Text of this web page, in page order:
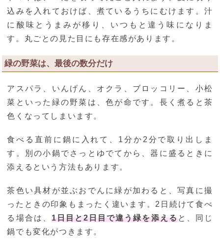
込みを入れておけば、煮ているうちにむけます。汁
に酸味とうまみが移り、いつもと違う味になりま
す。丸ごとの見た目にも存在感があります。
緑の野菜は、最後の数分だけ
アスパラ、いんげん、オクラ、ブロッコリー、小松
菜といった緑の野菜は、色が命です。長く煮ると茶
色くなってしまいます。
食べる直前に鍋に入れて、1分か2分で取り出しま
す。別の小鍋でさっとゆでてから、器に盛るときに
添えるという方法もあります。
茶色い具材が並ぶおでんに緑が加わると、写真に撮
ったときの印象もまったく違います。2日続けて食べ
る場合は、 1日目と2日目で違う緑を添えると、同じ
鍋でも変化がつきます。